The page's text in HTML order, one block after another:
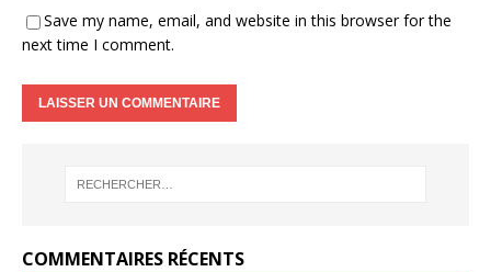
Save my name, email, and website in this browser for the
next time I comment.
COMMENTAIRES RÉCENTS